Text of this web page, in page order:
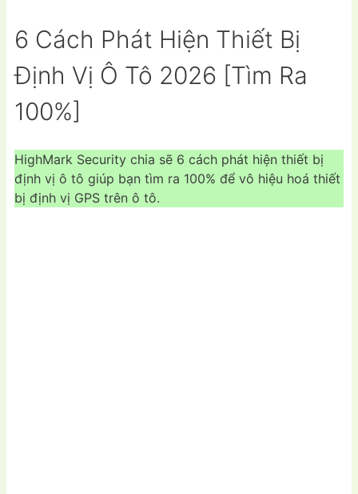
6 Cách Phát Hiện Thiết Bị
Định Vị Ô Tô 2026 [Tìm Ra
100%]
HighMark Security chia sẽ 6 cách phát hiện thiết bị
định vị ô tô giúp bạn tìm ra 100% để vô hiệu hoá thiết
bị định vị GPS trên ô tô.